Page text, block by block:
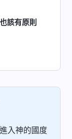
該有原則
入神的國度